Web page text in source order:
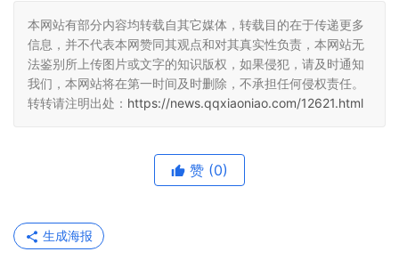
本网站有部分内容均转载自其它媒体，转载目的在于传递更多
信息，并不代表本网赞同其观点和对其真实性负责，本网站无
法鉴别所上传图片或文字的知识版权，如果侵犯，请及时通知
我们，本网站将在第一时间及时删除，不承担任何侵权责任。
转转请注明出处： https://news.qqxiaoniao.com/12621.html
赞 (0)
生成海报